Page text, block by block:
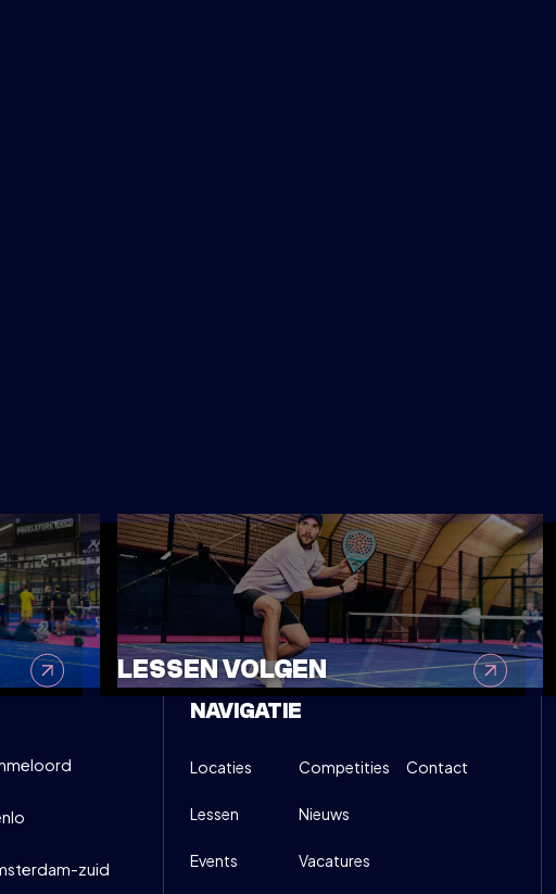
OUDER & KIND - BEGINNER
16:30
INSCHRIJVEN INFO
LESSEN VOLGEN
zuid
NAVIGATIE
Locaties
Lessen
Events
Competities
Nieuws
Vacatures
Contact